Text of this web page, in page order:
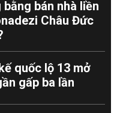
bằng bán nhà liền
Châu Đức
quốc lộ 13 mở
gấp ba lần